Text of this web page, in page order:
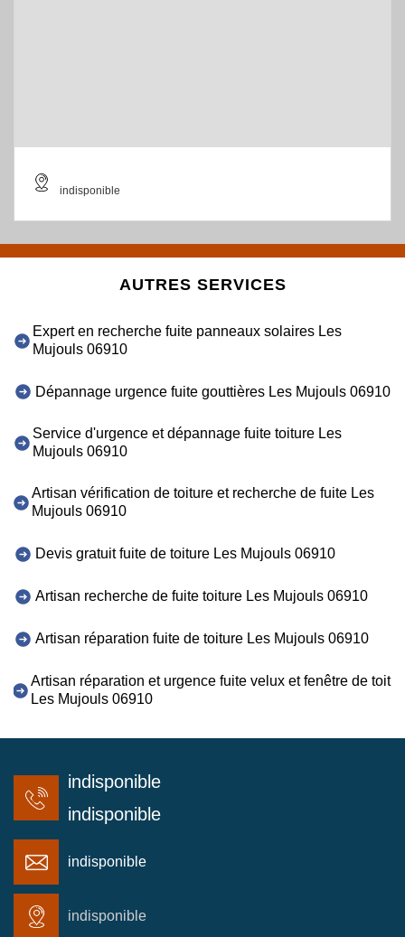
indisponible
AUTRES SERVICES
Expert en recherche fuite panneaux solaires Les
Mujouls 06910
Dépannage urgence fuite gouttières Les Mujouls 06910
Service d'urgence et dépannage fuite toiture Les
Mujouls 06910
Artisan vérification de toiture et recherche de fuite Les
Mujouls 06910
Devis gratuit fuite de toiture Les Mujouls 06910
Artisan recherche de fuite toiture Les Mujouls 06910
Artisan réparation fuite de toiture Les Mujouls 06910
Artisan réparation et urgence fuite velux et fenêtre de toit
Les Mujouls 06910
indisponible
indisponible
indisponible
indisponible